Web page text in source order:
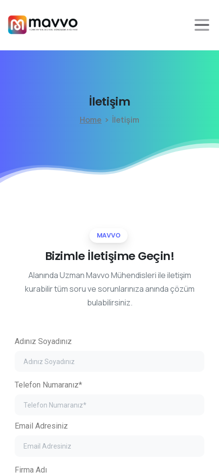
İletişim
Home İletişim
MAVVO
Bizimle İletişimeGeçin!
Alanında Uzman Mavvo Mühendisleri ile iletişim
kurabilir tüm soru ve sorunlarınıza anında çözüm
bulabilirsiniz.
Adınız Soyadınız
Telefon Numaranız*
Email Adresiniz
Firma Adı